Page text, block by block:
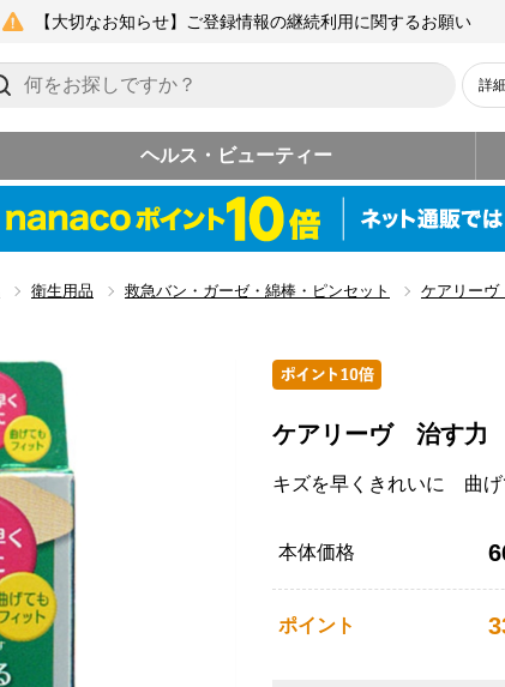
【大切なお知らせ】ご登録情報の継続利用に関するお願い
詳
ヘルス・ビューティー
衛生用品 救急バン・ガーゼ・綿棒・ピンセット ケアリー
ケアリーヴ 治す
キズを早くきれいに 曲げ
本体価格
ポイント